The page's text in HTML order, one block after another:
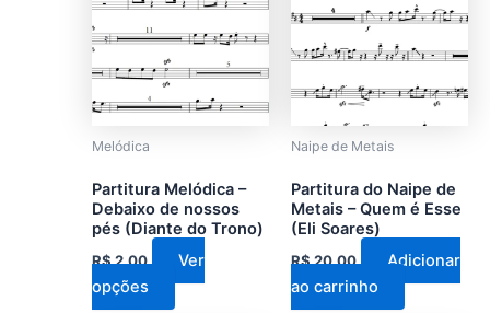
Melódica
Partitura Melódica –
Debaixo de nossos
pés (Diante do Trono)
R$2,00
Ver
opções
tem
várias
variantes.
opções
escolhidas
na
página
produto
Naipe de Metais
Partitura do Naipe de
Metais – Quem é Esse
(Eli Soares)
R$20,00
Adicionar
ao carrinho